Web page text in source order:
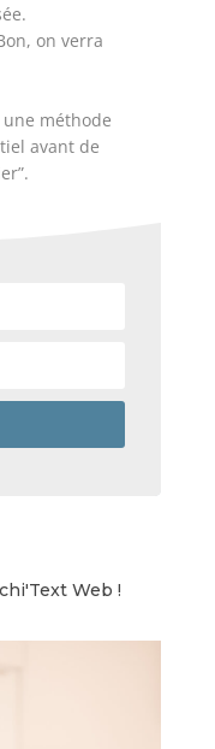
on verra
méthode
avant de
Web !